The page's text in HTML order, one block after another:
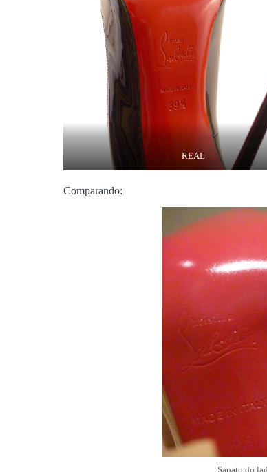
REAL
Comparando:
Sapato do